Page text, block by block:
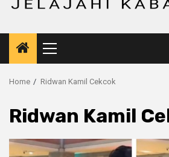
Primary
Menu
Home Ridwan Kamil Cekcok
Ridwan Kamil